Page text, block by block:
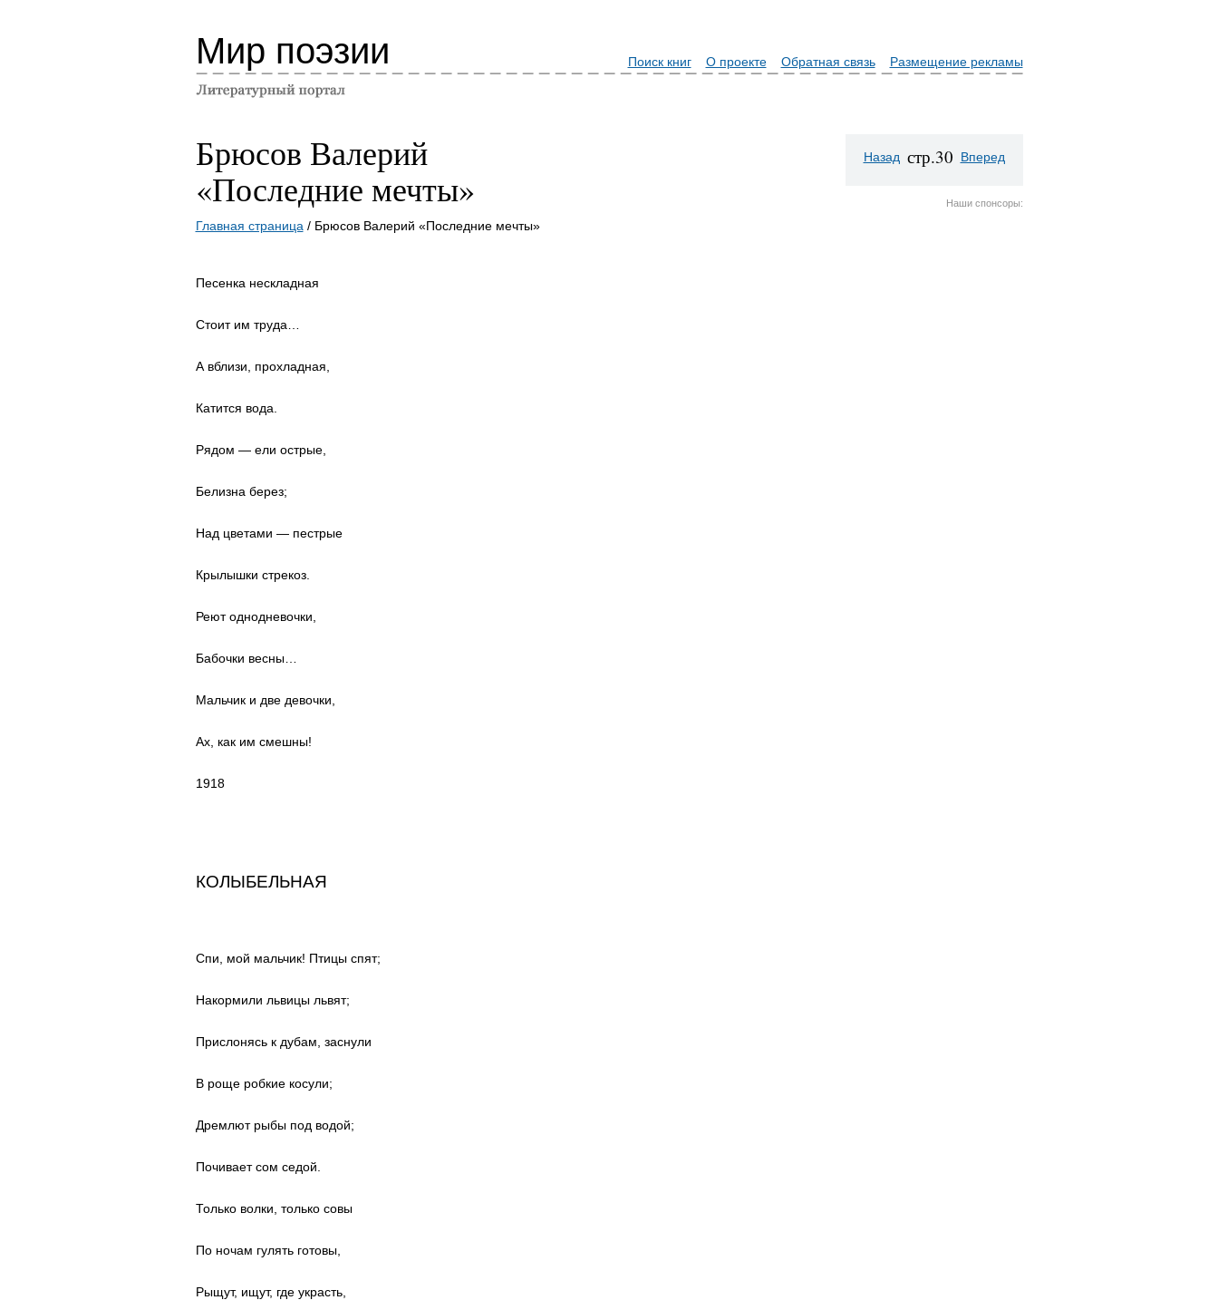
Мир поэзии Поиск книг О проекте Обратная связь Размещение рекламы
Брюсов Валерий
«Последние мечты»
Главная страница / Брюсов Валерий «Последние мечты»
Песенка нескладная
Стоит им труда…
А вблизи, прохладная,
Катится вода.
Рядом — ели острые,
Белизна берез;
Над цветами — пестрые
Крылышки стрекоз.
Реют однодневочки,
Бабочки весны…
Мальчик и две девочки,
Aх, как им смешны!
1918
КОЛЫБЕЛЬНАЯ
Спи, мой мальчик! Птицы спят;
Накормили львицы львят;
Прислонясь к дубам, заснули
В роще робкие косули;
Дремлют рыбы под водой;
Почивает сом седой.
Только волки, только совы
По ночам гулять готовы,
Рыщут, ищут, где украсть,
Назад стр.30 Вперед
Наши спонсоры: